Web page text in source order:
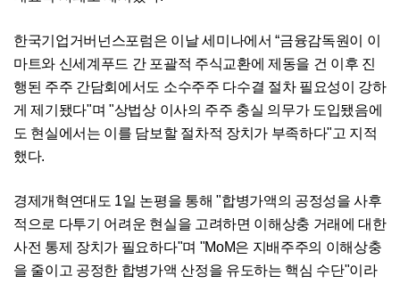
한국기업거버넌스포럼은 이날 세미나에서 “금융감독원이 이
마트와 신세계푸드 간 포괄적 주식교환에 제동을 건 이후 진
행된 주주 간담회에서도 소수주주 다수결 절차 필요성이 강하
게 제기됐다"며 "상법상 이사의 주주 충실 의무가 도입됐음에
도 현실에서는 이를 담보할 절차적 장치가 부족하다"고 지적
했다.
경제개혁연대도 1일 논평을 통해 "합병가액의 공정성을 사후
적으로 다투기 어려운 현실을 고려하면 이해상충 거래에 대한
사전 통제 장치가 필요하다"며 "MoM은 지배주주의 이해상충
을 줄이고 공정한 합병가액 산정을 유도하는 핵심 수단"이라